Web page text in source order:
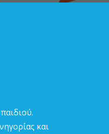
και